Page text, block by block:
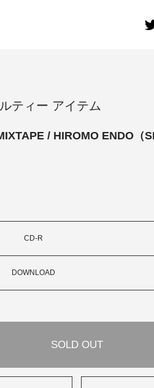
ティー アイテム
/ HIROMO ENDO（
CD-R
DOWNLOAD
SOLD OUT